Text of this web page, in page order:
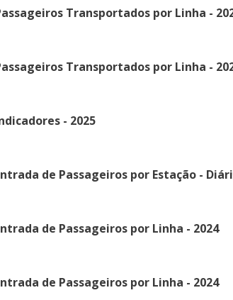
Transportados por Linha -
Transportados por Linha -
- 2025
de Passageiros por Estação -
de Passageiros por Linha - 2024
de Passageiros por Linha - 2024